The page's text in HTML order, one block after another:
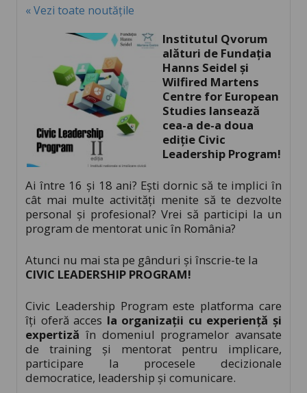
« Vezi toate noutățile
Institutul Qvorum
alături de Fundația
Hanns Seidel și
Wilfired Martens
Centre for European
Studies lansează
cea-a de-a doua
ediție Civic
Leadership Program!
Ai între 16 și 18 ani? Ești dornic să te implici în
cât mai multe activități menite să te dezvolte
personal și profesional? Vrei să participi la un
program de mentorat unic în România?
Atunci nu mai sta pe gânduri și înscrie-te la
CIVIC LEADERSHIP PROGRAM!
Civic Leadership Program este platforma care
îți oferă acces la organizații cu experiență și
expertiză în domeniul programelor avansate
de training și mentorat pentru implicare,
participare la procesele decizionale
democratice, leadership și comunicare.